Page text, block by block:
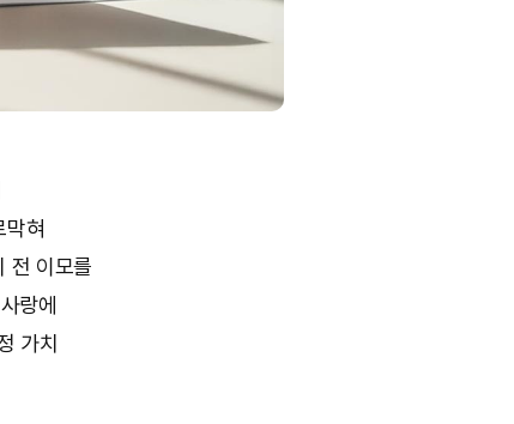
혀
전 이모를
랑에
가치